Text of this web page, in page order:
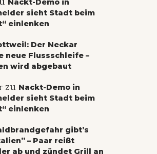
Nackt-Demo in
sieht Stadt beim
einlenken
Der Neckar
neue Flussschleife –
wird abgebaut
zu Nackt-Demo in
sieht Stadt beim
einlenken
gibt’s
– Paar reißt
ab und zündet Grill an